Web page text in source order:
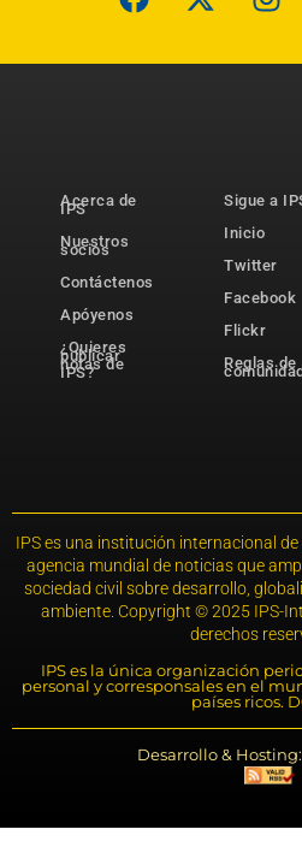
Acerca de
IPS
Nuestros
socios
Contáctenos
Apóyenos
¿Quieres
publicar
notas de
IPS?
Sigue a
Inicio
Twitter
Facebook
Flickr
Reglas de
comunidad
IPS es una institución internacional
agencia mundial de noticias que
sociedad civil sobre desarrollo,
ambiente. Copyright © 2025 IPS-
derechos
IPS es la única organización
personal y corresponsales en el
países ricos.
Desarrollo &